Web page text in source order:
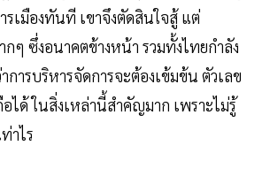
รเมืองทันที เขาจึงตัดสินใจสู้ แต่
ๆ ซึ่งอนาคตข้างหน้า รวมทั้งไทยกำลัง
การบริหารจัดการจะต้องเข้มข้น ตัวเลข
ได้ ในสิ่งเหล่านี้สำคัญมาก เพราะไม่รู้
าไร